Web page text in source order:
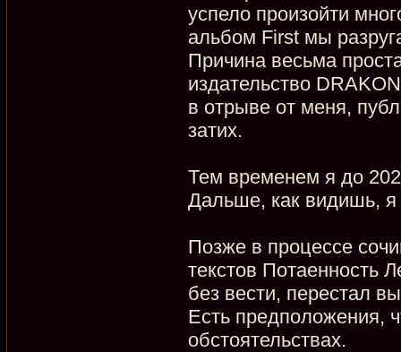
успело произойти
альбом First мы
Причина весьма
издательство
в отрыве от меня,
затих.
Тем временем я до
Дальше, как видишь, я
Позже в процессе
текстов Потаенность
без вести, перестал
Есть предположения,
обстоятельствах.